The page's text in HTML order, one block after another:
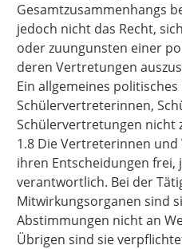
Gesamtzusammenhangs
jedoch nicht das Recht,
oder zuungunsten einer
deren Vertretungen
Ein allgemeines
Schülervertreterinnen,
Schülervertretungen nicht
1.8 Die Vertreterinnen
ihren Entscheidungen
verantwortlich. Bei der
Mitwirkungsorganen sind
Abstimmungen nicht an
Übrigen sind sie